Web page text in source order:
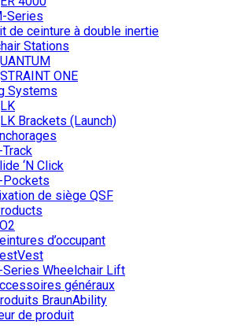
Series
de ceinture à double inertie
Stations
ONE
Systems
Brackets (Launch)
‘N Click
Pockets
de siège QSF
d’occupant
Series Wheelchair Lift
généraux
BraunAbility
de produit